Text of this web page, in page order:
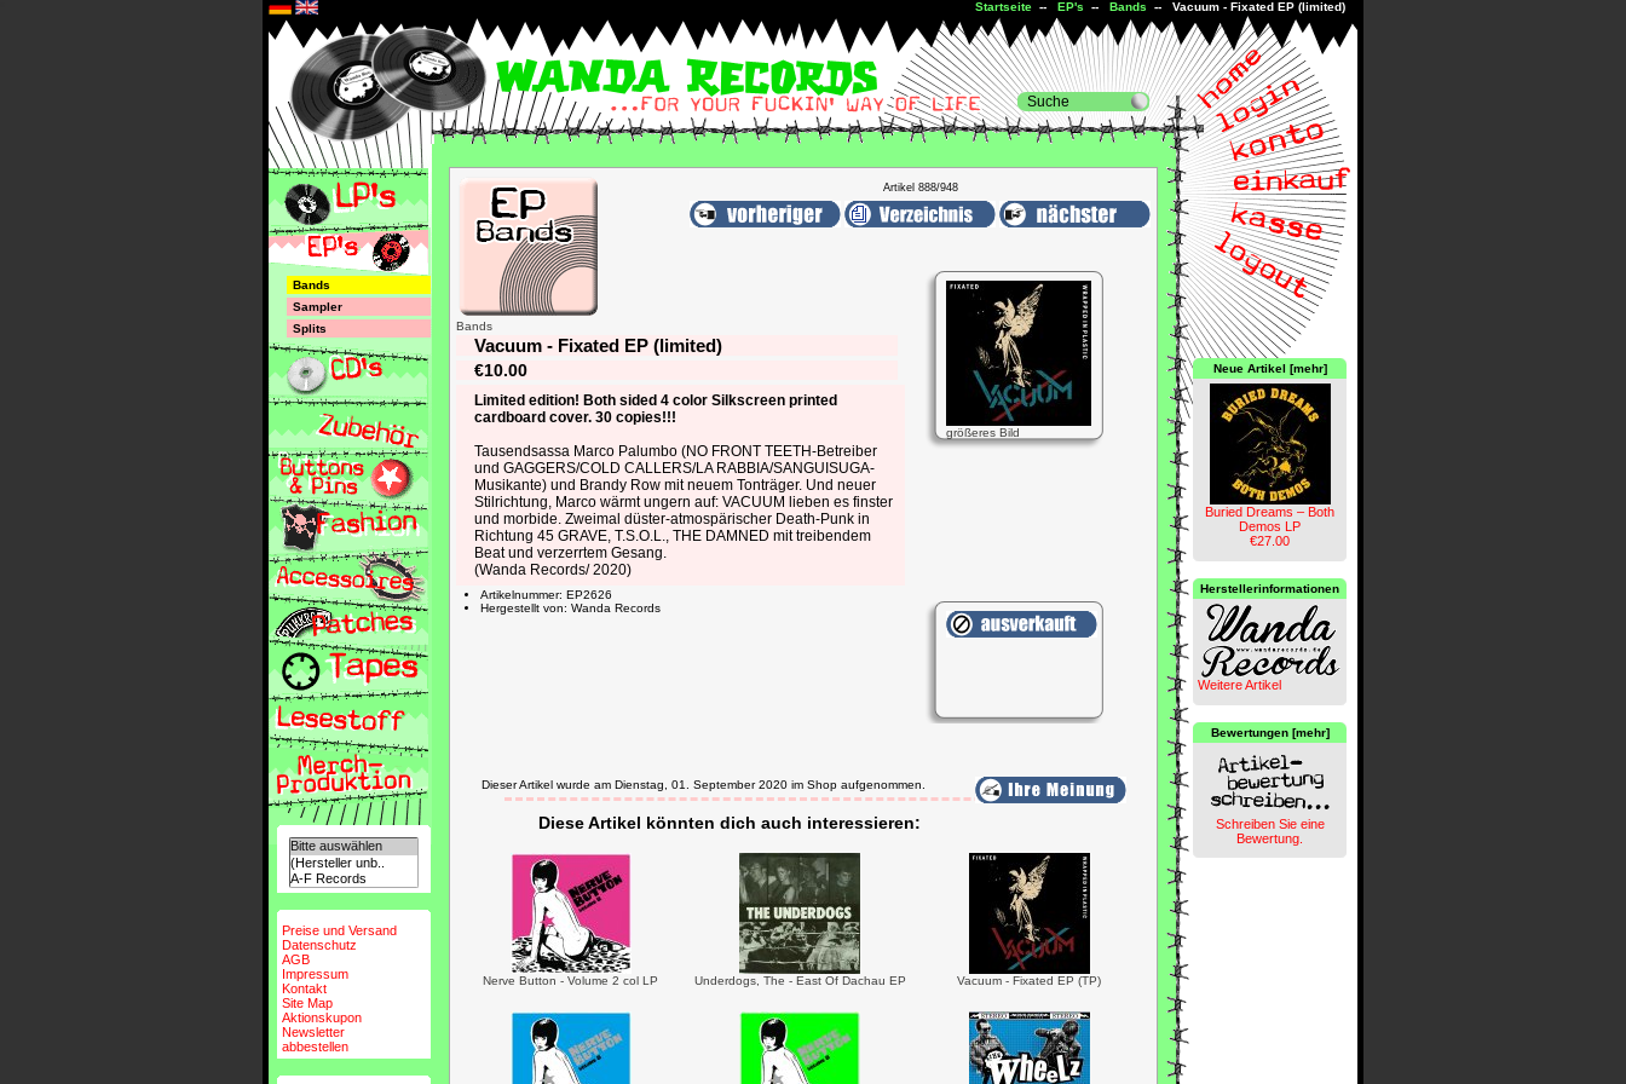
Startseite -- EP's -- Bands -- Vacuum - Fixated EP (limited)
Bands
Sampler
Splits
Preise und Versand
Datenschutz
AGB
Impressum
Kontakt
Site Map
Aktionskupon
Newsletter
abbestellen
Neue Artikel [mehr]
Buried Dreams – Both
Demos LP
€27.00
Herstellerinformationen
Weitere Artikel
Bewertungen [mehr]
Schreiben Sie eine
Bewertung.
Bands
Artikel 888/948
größeres Bild
Vacuum - Fixated EP (limited)
€10.00
Limited edition! Both sided 4 color Silkscreen printed
cardboard cover. 30 copies!!!
Tausendsassa Marco Palumbo (NO FRONT TEETH-Betreiber
und GAGGERS/COLD CALLERS/LA RABBIA/SANGUISUGA-
Musikante) und Brandy Row mit neuem Tonträger. Und neuer
Stilrichtung, Marco wärmt ungern auf: VACUUM lieben es finster
und morbide. Zweimal düster-atmospärischer Death-Punk in
Richtung 45 GRAVE, T.S.O.L., THE DAMNED mit treibendem
Beat und verzerrtem Gesang.
(Wanda Records/ 2020)
Artikelnummer: EP2626
Hergestellt von: Wanda Records
Dieser Artikel wurde am Dienstag, 01. September 2020 im Shop aufgenommen.
Diese Artikel könnten dich auch interessieren:
Nerve Button - Volume 2 col LP Underdogs, The - East Of Dachau EP Vacuum - Fixated EP (TP)